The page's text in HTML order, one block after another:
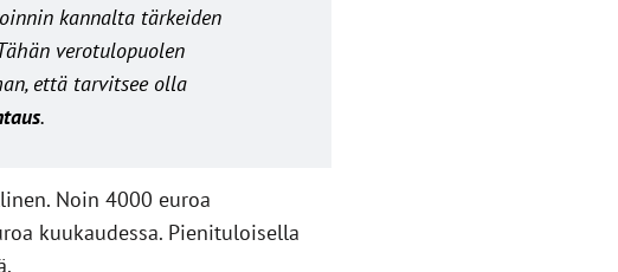
kannalta tärkeiden
verotulopuolen
että tarvitsee olla
.
Noin 4000 euroa
kuukaudessa. Pienituloisella